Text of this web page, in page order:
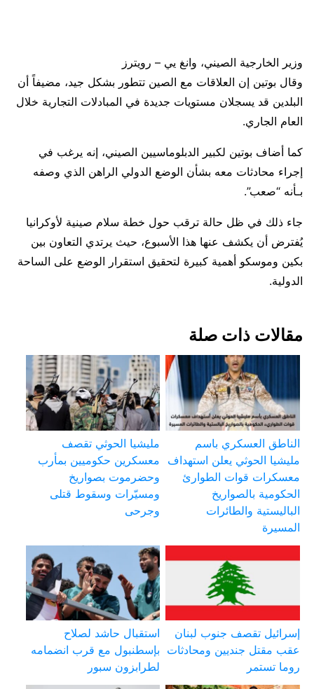
وزير الخارجية الصيني، وانغ يي – رويترز
وقال بوتين إن العلاقات مع الصين تتطور بشكل جيد، مضيفاً أن
البلدين قد يسجلان مستويات جديدة في المبادلات التجارية خلال
العام الجاري.
كما أضاف بوتين لكبير الدبلوماسيين الصيني، إنه يرغب في
إجراء محادثات معه بشأن الوضع الدولي الراهن الذي وصفه
بـأنه “صعب”.
جاء ذلك في ظل حالة ترقب حول خطة سلام صينية لأوكرانيا
يُفترض أن يكشف عنها هذا الأسبوع، حيث يرتدي التعاون بين
بكين وموسكو أهمية كبيرة لتحقيق استقرار الوضع على الساحة
الدولية.
مقالات ذات صلة
الناطق العسكري باسم
مليشيا الحوثي يعلن استهداف
معسكرات قوات الطوارئ
الحكومية بالصواريخ
الباليستية والطائرات
المسيرة
مليشيا الحوثي تقصف
معسكرين حكوميين بمأرب
وحضرموت بصواريخ
ومسيّرات وسقوط قتلى
وجرحى
إسرائيل تقصف جنوب لبنان
عقب مقتل جنديين ومحادثات
روما تستمر
استقبال حاشد لصلاح
بإسطنبول مع قرب انضمامه
لطرابزون سبور